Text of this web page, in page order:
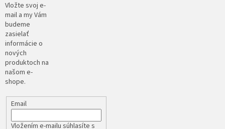
Vložte svoj e-
mail a my Vám
budeme
zasielať
informácie o
nových
produktoch na
našom e-
shope.
Email
Vložením e-mailu súhlasíte s